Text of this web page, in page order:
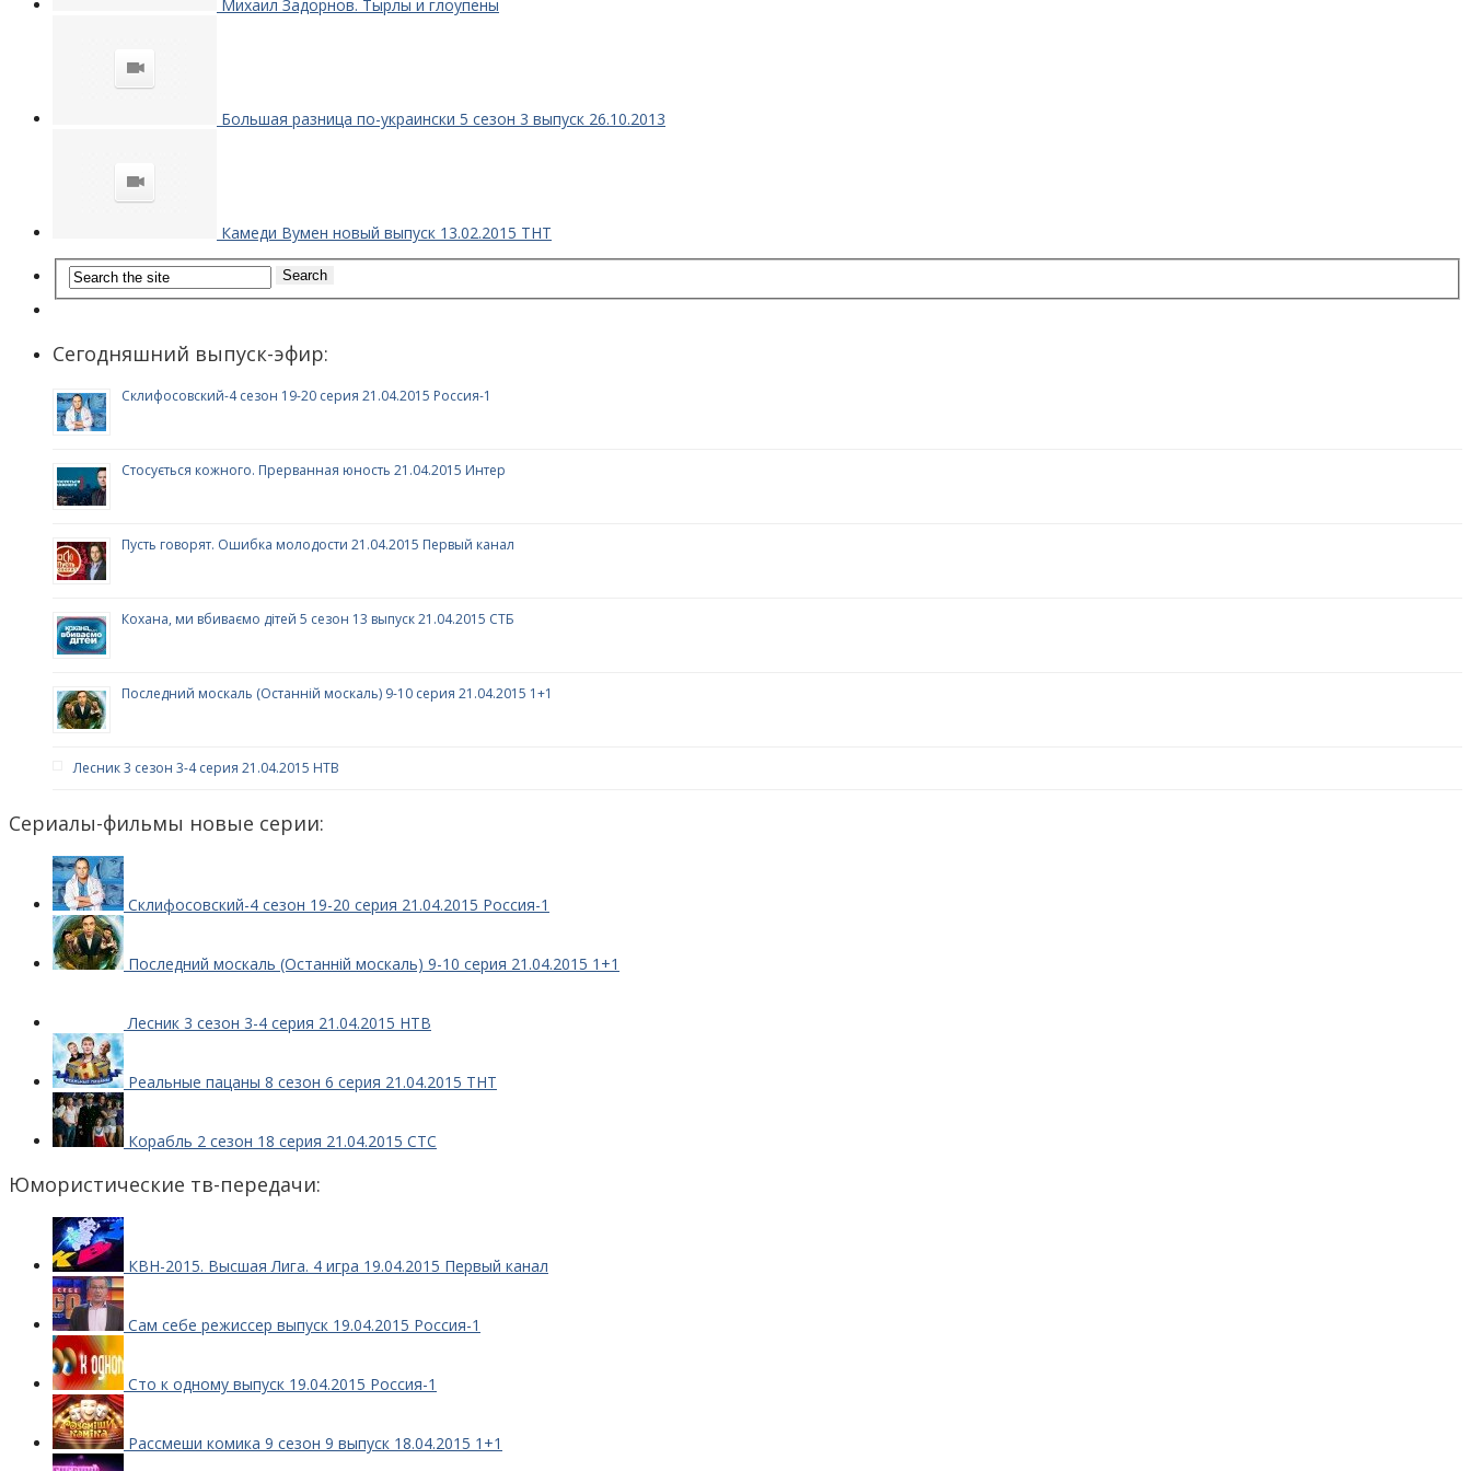
Михаил Задорнов. Тырлы и глоупены
Большая разница по-украински 5 сезон 3 выпуск 26.10.2013
Камеди Вумен новый выпуск 13.02.2015 ТНТ
Сегодняшний выпуск-эфир:
Склифосовский-4 сезон 19-20 серия 21.04.2015 Россия-1
Стосується кожного. Прерванная юность 21.04.2015 Интер
Пусть говорят. Ошибка молодости 21.04.2015 Первый канал
Кохана, ми вбиваємо дітей 5 сезон 13 выпуск 21.04.2015 СТБ
Последний москаль (Останній москаль) 9-10 серия 21.04.2015 1+1
Лесник 3 сезон 3-4 серия 21.04.2015 НТВ
Сериалы-фильмы новые серии:
Склифосовский-4 сезон 19-20 серия 21.04.2015 Россия-1
Последний москаль (Останній москаль) 9-10 серия 21.04.2015 1+1
Лесник 3 сезон 3-4 серия 21.04.2015 НТВ
Реальные пацаны 8 сезон 6 серия 21.04.2015 ТНТ
Корабль 2 сезон 18 серия 21.04.2015 СТС
Юмористические тв-передачи:
КВН-2015. Высшая Лига. 4 игра 19.04.2015 Первый канал
Сам себе режиссер выпуск 19.04.2015 Россия-1
Сто к одному выпуск 19.04.2015 Россия-1
Рассмеши комика 9 сезон 9 выпуск 18.04.2015 1+1